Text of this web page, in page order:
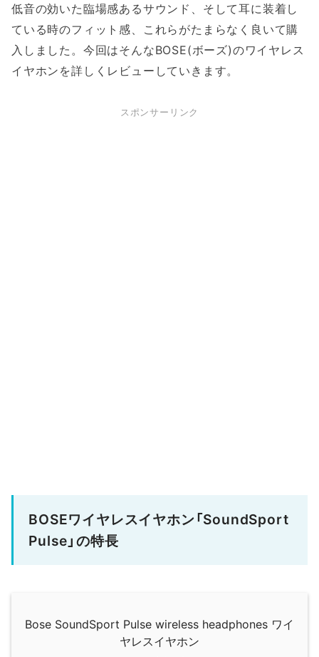
低音の効いた臨場感あるサウンド、そして耳に装着し
ている時のフィット感、これらがたまらなく良いて購
入しました。今回はそんなBOSE(ボーズ)のワイヤレス
イヤホンを詳しくレビューしていきます。
スポンサーリンク
BOSEワイヤレスイヤホン「SoundSport
Pulse」の特長
Bose SoundSport Pulse wireless headphones ワイ
ヤレスイヤホン